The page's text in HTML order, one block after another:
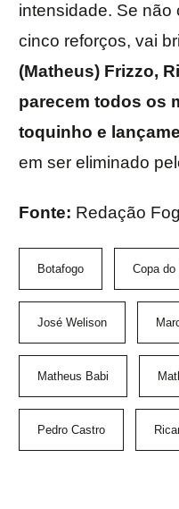
intensidade. Se não
cinco reforços, vai
(Matheus) Frizzo,
parecem todos os
toquinho e
em ser eliminado
Fonte: Redação
Botafogo Copa do
José Welison
Matheus Babi
Pedro Castro